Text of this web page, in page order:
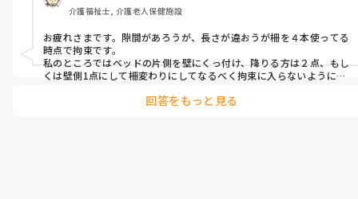
介護福祉士, 介護老人保健施設
お疲れさまです。隙間があろうが、長さが違おうが柵を４本使ってる
時点で拘束です。
私のところではベッドの片側を壁にくっ付け、降りる方は２点、もし
くは壁側1点にして柵変わりにしてなるべく拘束に入らないようにし
回答をもっと見る